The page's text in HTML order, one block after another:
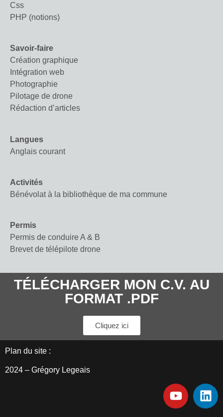
Css
PHP (notions)
Savoir-faire
Création graphique
Intégration web
Photographie
Pilotage de drone
Rédaction d’articles
Langues
Anglais courant
Activités
Bénévolat à la bibliothèque de ma commune
Permis
Permis de conduire A & B
Brevet de télépilote drone
TÉLÉCHARGER MON C.V. AU
FORMAT .PDF
Cliquez ici
Plan du site :
2024 – Grégory Legeais